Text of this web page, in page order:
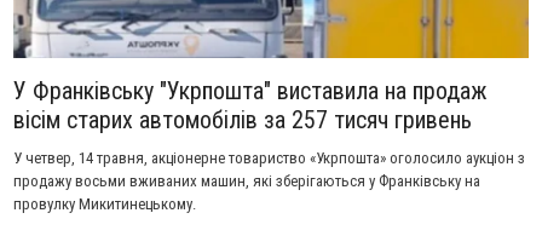
У Франківську "Укрпошта" виставила на продаж
вісім старих автомобілів за 257 тисяч гривень
У четвер, 14 травня, акціонерне товариство «Укрпошта» оголосило аукціон з
продажу восьми вживаних машин, які зберігаються у Франківську на
провулку Микитинецькому.